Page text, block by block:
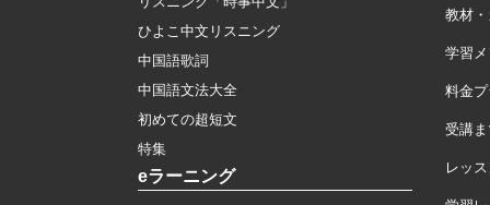
ひよこ中文リスニング
中国語歌詞
中国語文法大全
初めての超短文
特集
eラーニング
教材
学習
料金
受講
レッ